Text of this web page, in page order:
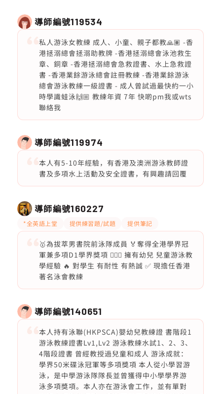
導師編號119534
私人游泳女教練 成人、小童、親子都教🙏🏽 -香
港拯溺總會拯溺助教牌 -香港拯溺總會泳池救生
章、銅章 -香港拯溺總會急救證書、水上急救證
書 -香港業餘游泳總會註冊教練 -香港業餘游泳
總會游泳教練一級證書 - 成人曾試過最快約一小
時學識蛙泳🙌🏼 教練年資 7年 快啲pm我或wts
聯絡我
導師編號119974
本人有5-10年經驗，有香港及澳洲游泳教師證
書及多項水上活動及安全證書，有興趣請回覆
導師編號160227
*全英語上堂 提供練習題/試題 提供筆記
🥇為拔萃男書院前泳隊成員 🏅奪得全港學界冠
軍兼多項D1學界獎項 🏊🏻‍♂️ 擁有幼兒 兒童游泳教
學經驗 🔥 對學生 有耐性 有熱誠 ✅ 現擔任香港
著名泳會教練
導師編號140651
本人持有泳聯(HKPSCA)嬰幼兒教練證 書階段1
游泳教練證書Lv1,Lv2 游泳教練水試1、2、3、
4階段證書 曾經教授過兒童和成人 游泳成就：
學界50米碟泳冠軍等多項獎項 本人從小學習游
泳，是中學游泳隊隊長並曾獲得中小學學界游
泳多項獎項。本人亦在游泳會工作，並有單對